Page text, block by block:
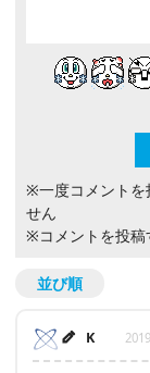
※一度コメントを
せん
※コメントを投稿
並び順
K